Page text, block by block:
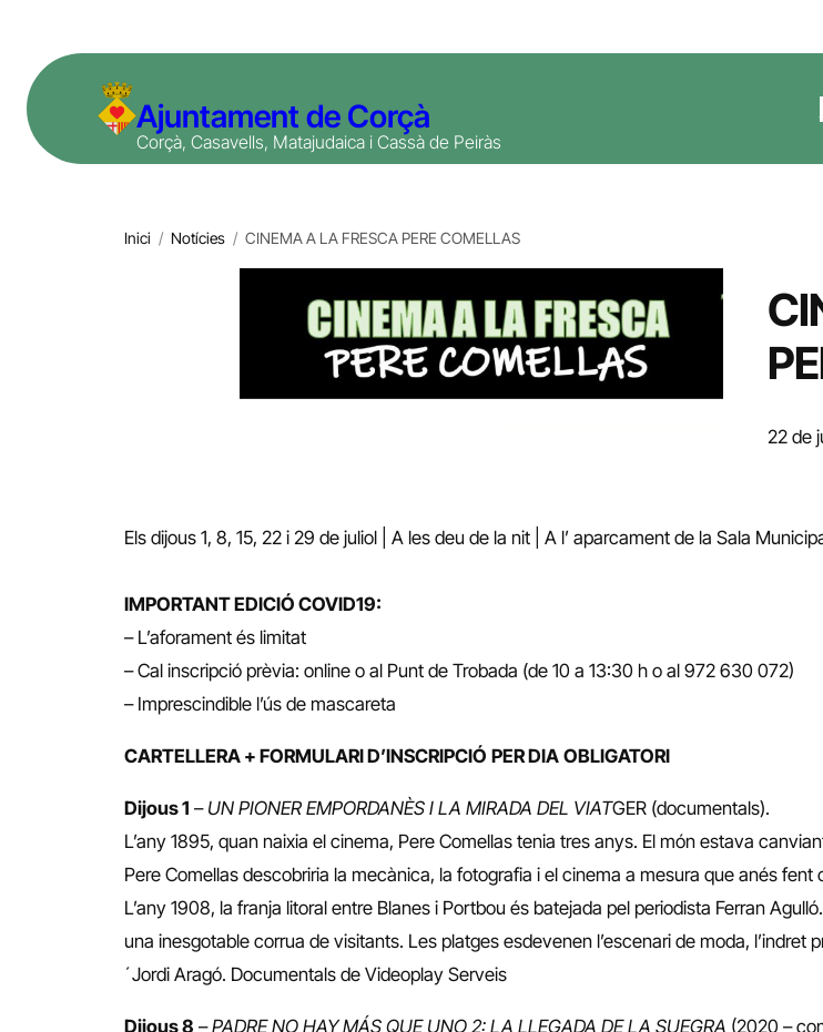
contingut
Ajuntament de Corçà
Corçà, Casavells, Matajudaica i Cassà de Peiràs
Inici / Notícies / CINEMA A LA FRESCA PERE COMELLAS
22 de
Els dijous 1, 8, 15, 22 i 29 de juliol | A les deu de la nit | A l’ aparcament de la Sala
IMPORTANT EDICIÓ COVID19:
– L’aforament és limitat
– Cal inscripció prèvia: online o al Punt de Trobada (de 10 a 13:30 h o al 972 630 072)
– Imprescindible l’ús de mascareta
CARTELLERA + FORMULARI D’INSCRIPCIÓ PER DIA OBLIGATORI
Dijous 1 – UN PIONER EMPORDANÈS I LA MIRADA DEL VIATGER (documentals).
L’any 1895, quan naixia el cinema, Pere Comellas tenia tres anys. El món estava
Pere Comellas descobriria la mecànica, la fotografia i el cinema a mesura que anés fent
L’any 1908, la franja litoral entre Blanes i Portbou és batejada pel periodista Ferran
una inesgotable corrua de visitants. Les platges esdevenen l’escenari de moda, l’indret
´Jordi Aragó. Documentals de Videoplay Serveis
Dijous 8 –PADRE NO HAY MÁS QUE UNO 2: LA LLEGADA DE LA SUEGRA (2020 –